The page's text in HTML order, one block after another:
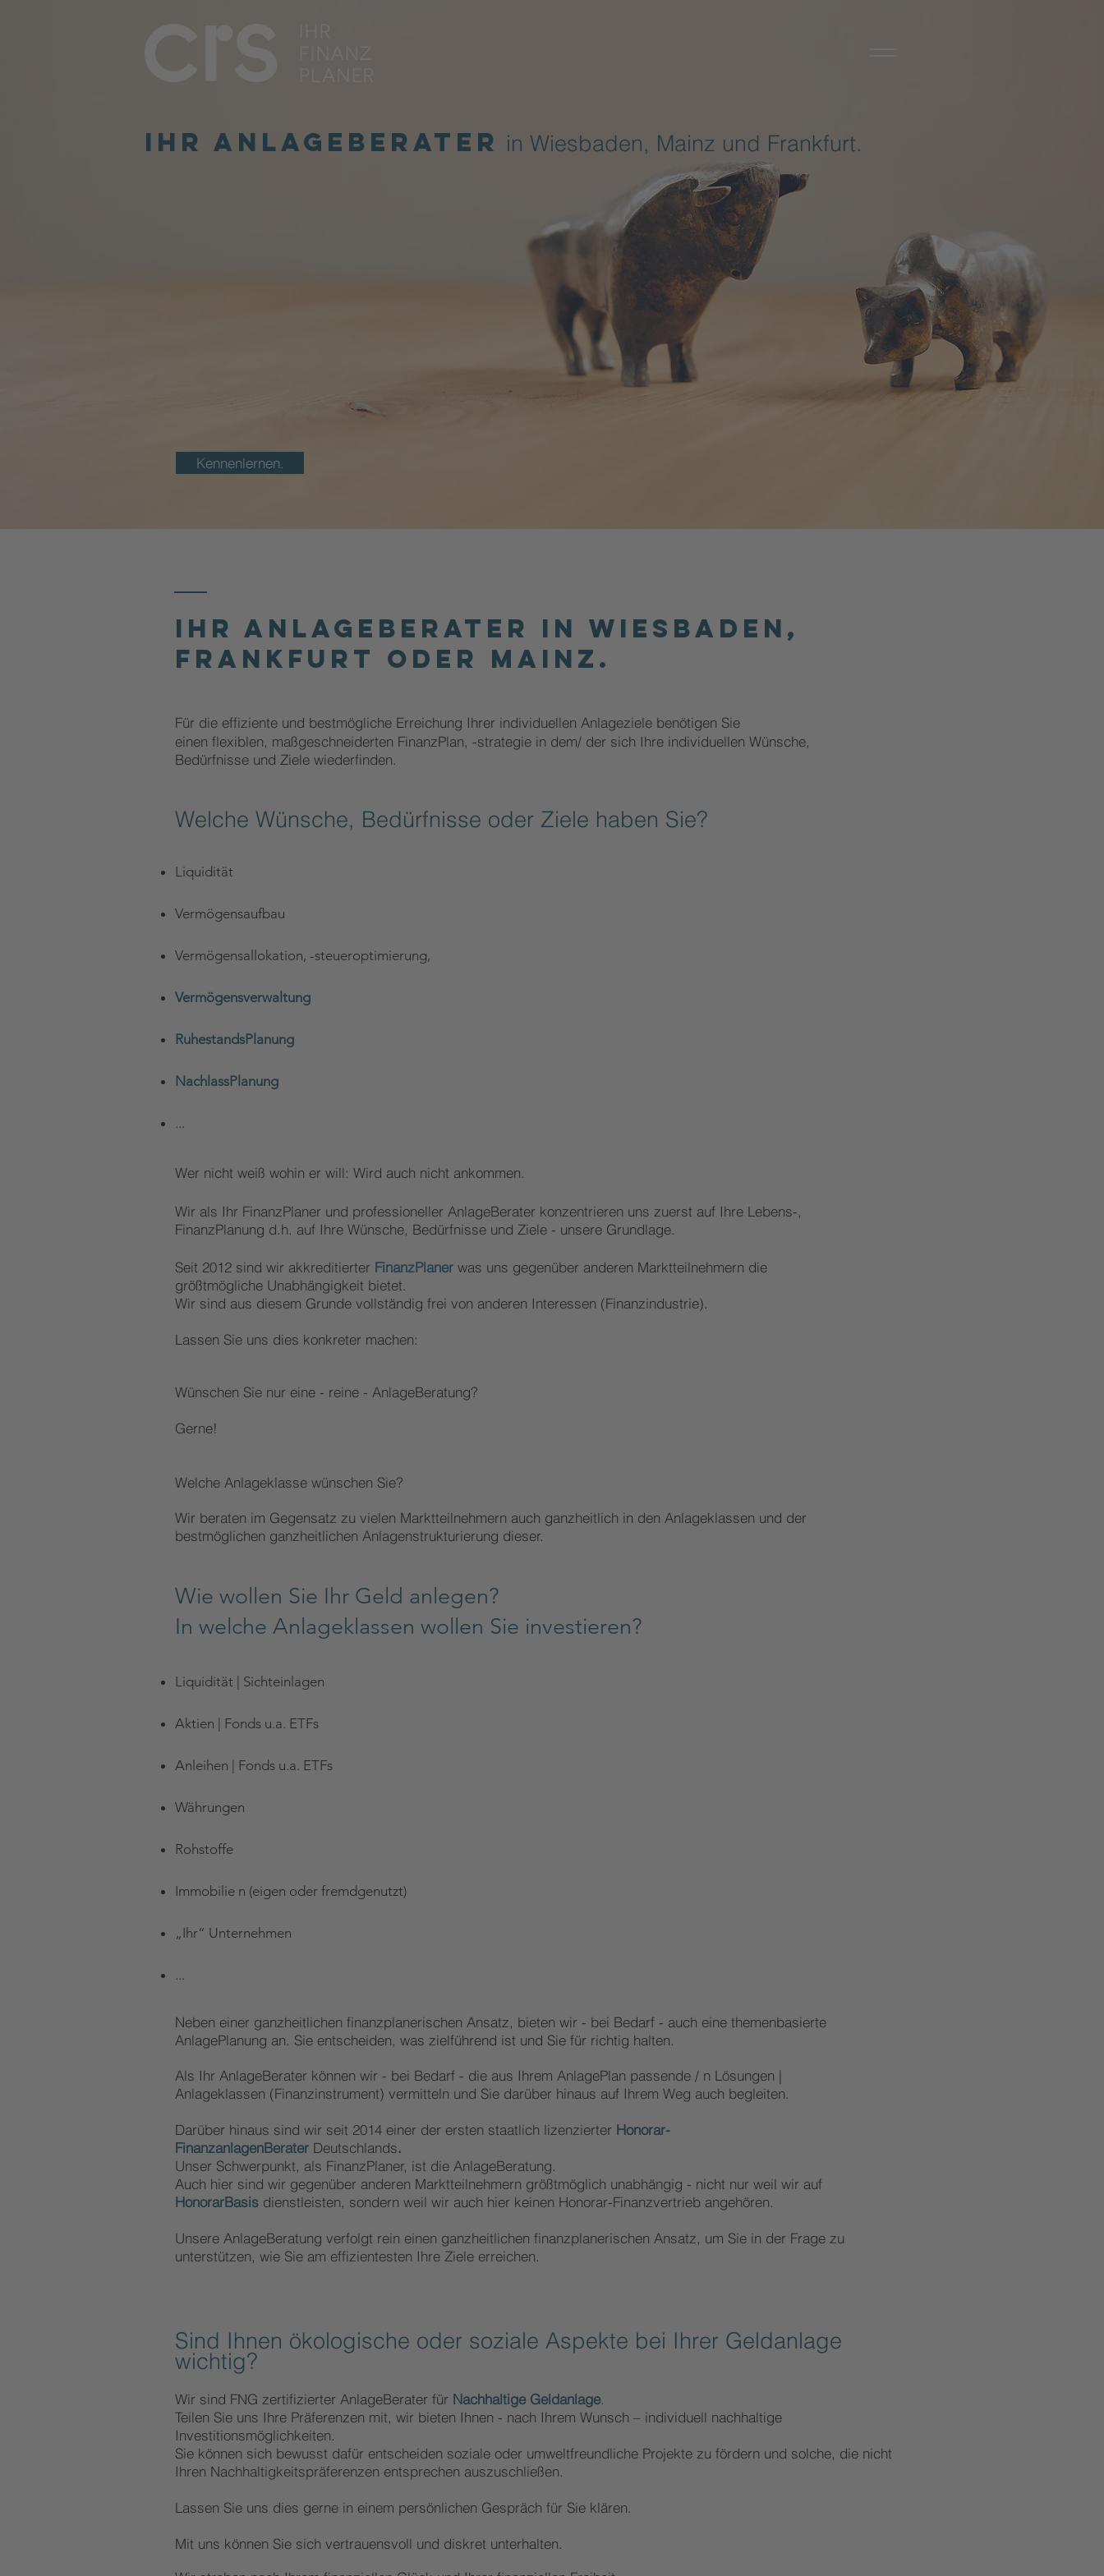
Ihr AnlageBerater in Wiesbaden, Mainz und Frankfurt.
Kennenlernen.
Ihr AnlageBerater In Wiesbaden,
Frankfurt oder Mainz.
Für die effiziente und bestmögliche Erreichung Ihrer individuellen Anlageziele benötigen Sie
einen flexiblen, maßgeschneiderten FinanzPlan, -strategie in dem/ der sich Ihre individuellen Wünsche,
Bedürfnisse und Ziele wiederfinden.
Welche Wünsche, Bedürfnisse oder Ziele haben Sie?
Liquidität
Vermögensaufbau
Vermögensallokation, -steueroptimierung,
Vermögensverwaltung
RuhestandsPlanung
NachlassPlanung
...
Wer nicht weiß wohin er will: Wird auch nicht ankommen.
Wir als Ihr FinanzPlaner und professioneller AnlageBerater konzentrieren uns zuerst auf Ihre Lebens-,
FinanzPlanung d.h. auf Ihre Wünsche, Bedürfnisse und Ziele - unsere Grundlage.
Seit 2012 sind wir akkreditierter FinanzPlaner was uns gegenüber anderen Marktteilnehmern die
größtmögliche Unabhängigkeit bietet.
Wir sind aus diesem Grunde vollständig frei von anderen Interessen (Finanzindustrie).
Lassen Sie uns dies konkreter machen:
Wünschen Sie nur eine - reine - AnlageBeratung?
Gerne!
Welche Anlageklasse wünschen Sie?
Wir beraten im Gegensatz zu vielen Marktteilnehmern auch ganzheitlich in den Anlageklassen und der
bestmöglichen ganzheitlichen Anlagenstrukturierung dieser.
Wie wollen Sie Ihr Geld anlegen?
In welche Anlageklassen wollen Sie investieren?
Liquidität | Sichteinlagen
Aktien | Fonds u.a. ETFs
Anleihen | Fonds u.a. ETFs
Währungen
Rohstoffe
Immobilie n (eigen oder fremdgenutzt)
„Ihr“ Unternehmen
...
Neben einer ganzheitlichen finanzplanerischen Ansatz, bieten wir - bei Bedarf - auch eine themenbasierte
AnlagePlanung an. Sie entscheiden, was zielführend ist und Sie für richtig halten.
Als Ihr AnlageBerater können wir - bei Bedarf - die aus Ihrem AnlagePlan passende / n Lösungen |
Anlageklassen (Finanzinstrument) vermitteln und Sie darüber hinaus auf Ihrem Weg auch begleiten.
Darüber hinaus sind wir seit 2014 einer der ersten staatlich lizenzierter Honorar-
FinanzanlagenBerater Deutschlands.
Unser Schwerpunkt, als FinanzPlaner, ist die AnlageBeratung.
Auch hier sind wir gegenüber anderen Marktteilnehmern größtmöglich unabhängig - nicht nur weil wir auf
HonorarBasis dienstleisten, sondern weil wir auch hier keinen Honorar-Finanzvertrieb angehören.
Unsere AnlageBeratung verfolgt rein einen ganzheitlichen finanzplanerischen Ansatz, um Sie in der Frage zu
unterstützen, wie Sie am effizientesten Ihre Ziele erreichen.
Sind Ihnen ökologische oder soziale Aspekte bei Ihrer Geldanlage
wichtig?
Wir sind FNG zertifizierter AnlageBerater für Nachhaltige Geldanlage.
Teilen Sie uns Ihre Präferenzen mit, wir bieten Ihnen - nach Ihrem Wunsch – individuell nachhaltige
Investitionsmöglichkeiten.
Sie können sich bewusst dafür entscheiden soziale oder umweltfreundliche Projekte zu fördern und solche, die nicht
Ihren Nachhaltigkeitspräferenzen entsprechen auszuschließen.
Lassen Sie uns dies gerne in einem persönlichen Gespräch für Sie klären.
Mit uns können Sie sich vertrauensvoll und diskret unterhalten.